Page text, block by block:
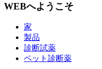
WEBへようこそ
家
製品
診断試薬
ペット診断薬